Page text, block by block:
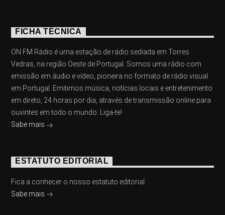
FICHA TÉCNICA
ON FM Rádio é uma estação de rádio sediada em Torres
Vedras, na região Oeste de Portugal. Somos uma rádio com
emissão em áudio e vídeo, pioneira no formato de rádio visual
em Portugal. Emitimos música, notícias locais e entretenimento
em direto, 24 horas por dia, através de transmissão online para
ouvintes em todo o mundo. Liga-te!
Sabe mais
ESTATUTO EDITORIAL
Fica a conhecer o nosso estatuto editorial
Sabe mais